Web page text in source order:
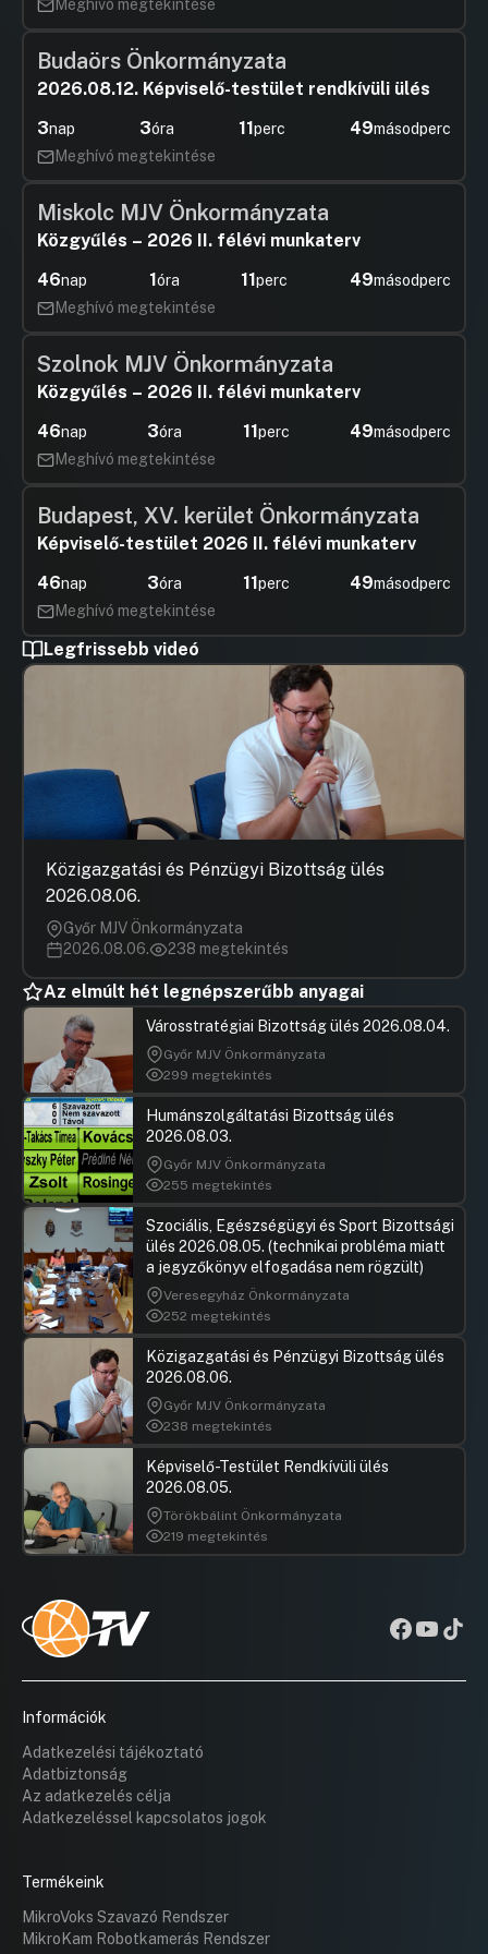
Meghívó megtekintése
Budaörs Önkormányzata
2026.08.12. Képviselő-testület rendkívüli ülés
3nap 3óra 11perc 48másodperc
Meghívó megtekintése
Miskolc MJV Önkormányzata
Közgyűlés – 2026 II. félévi munkaterv
46nap 1óra 11perc 48másodperc
Meghívó megtekintése
Szolnok MJV Önkormányzata
Közgyűlés – 2026 II. félévi munkaterv
46nap 3óra 11perc 48másodperc
Meghívó megtekintése
Budapest, XV. kerület Önkormányzata
Képviselő-testület 2026 II. félévi munkaterv
46nap 3óra 11perc 48másodperc
Meghívó megtekintése
Legfrissebb videó
Közigazgatási és Pénzügyi Bizottság ülés
2026.08.06.
Győr MJV Önkormányzata
2026.08.06.
238 megtekintés
Az elmúlt hét legnépszerűbb anyagai
Városstratégiai Bizottság ülés 2026.08.04.
Győr MJV Önkormányzata
299 megtekintés
Humánszolgáltatási Bizottság ülés
2026.08.03.
Győr MJV Önkormányzata
255 megtekintés
Szociális, Egészségügyi és Sport Bizottsági
ülés 2026.08.05. (technikai probléma miatt
a jegyzőkönyv elfogadása nem rögzült)
Veresegyház Önkormányzata
252 megtekintés
Közigazgatási és Pénzügyi Bizottság ülés
2026.08.06.
Győr MJV Önkormányzata
238 megtekintés
Képviselő-Testület Rendkívüli ülés
2026.08.05.
Törökbálint Önkormányzata
219 megtekintés
Információk
Adatkezelési tájékoztató
Adatbiztonság
Az adatkezelés célja
Adatkezeléssel kapcsolatos jogok
Termékeink
MikroVoks Szavazó Rendszer
MikroKam Robotkamerás Rendszer